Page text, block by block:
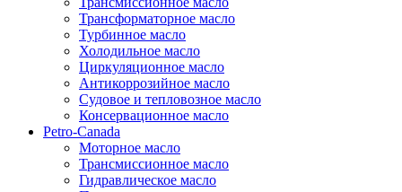
Трансформаторное масло
Турбинное масло
Холодильное масло
Циркуляционное масло
Антикоррозийное масло
Судовое и тепловозное масло
Консервационное масло
Petro-Canada
Моторное масло
Трансмиссионное масло
Гидравлическое масло